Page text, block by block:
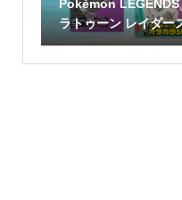
Pokémon
ラトゥーン レイダー